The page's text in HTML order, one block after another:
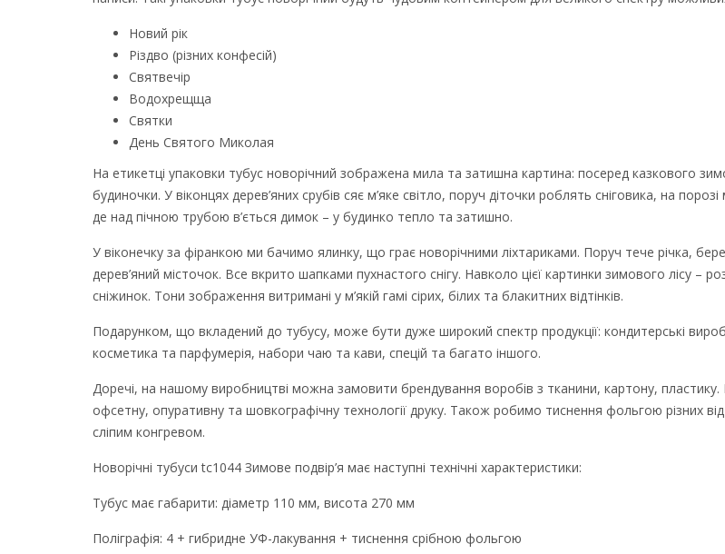
Новий рік
Різдво (різних конфесій)
Святвечір
Водохрещща
Святки
День Святого Миколая
На етикетці упаковки тубус новорічний зображена мила та затишна картина: посеред казкового
будиночки. У віконцях дерев’яних срубів сяє м’яке світло, поруч діточки роблять сніговика, на
де над пічною трубою в’ється димок – у будинко тепло та затишно.
У віконечку за фіранкою ми бачимо ялинку, що грає новорічними ліхтариками. Поруч тече річка,
дерев’яний місточок. Все вкрито шапками пухнастого снігу. Навколо цієї картинки зимового лісу –
сніжинок. Тони зображення витримані у м’якій гамі сірих, білих та блакитних відтінків.
Подарунком, що вкладений до тубусу, може бути дуже широкий спектр продукції: кондитерські
косметика та парфумерія, набори чаю та кави, спецій та багато іншого.
Доречі, на нашому виробництві можна замовити брендування воробів з тканини, картону,
офсетну, опуративну та шовкографічну технології друку. Також робимо тиснення фольгою різних
сліпим конгревом.
Новорічні тубуси tc1044 Зимове подвір’я має наступні технічні характеристики:
Тубус має габарити: діаметр 110 мм, висота 270 мм
Поліграфія: 4 + гибридне УФ-лакування + тиснення срібною фольгою